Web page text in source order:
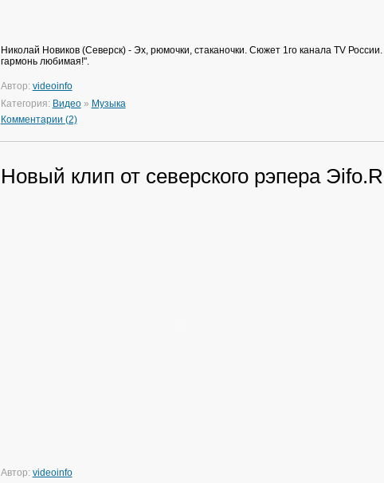
Николай Новиков (Северск) - Эх, рюмочки, стаканочки. Сюжет 1го канала ТV
гармонь любимая!".
Автор: videoinfo
Категория: Видео» Музыка
Комментарии (2)
Новый клип от северского рэпера
Автор: videoinfo